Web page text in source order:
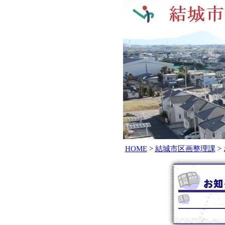
HOME> 結城市区画整理課 >